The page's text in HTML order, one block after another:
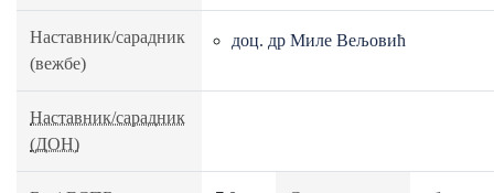
Наставник/сарадник
(вежбе)
доц. др Миле Вељовић
Наставник/сарадник
(ДОН)